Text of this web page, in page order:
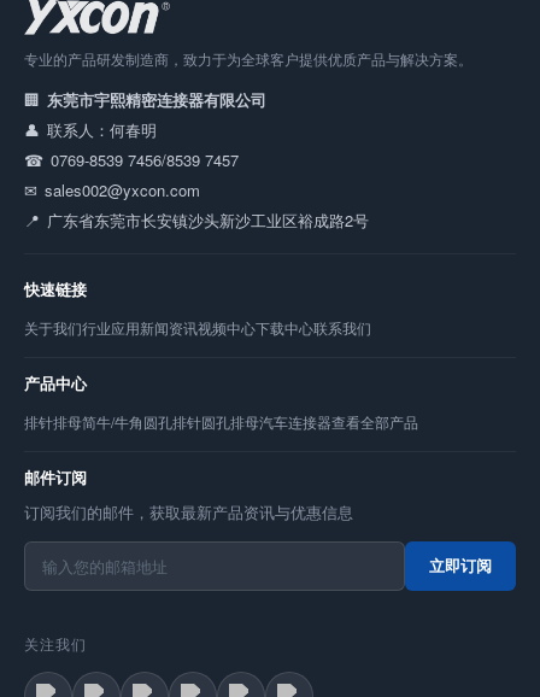
专业的产品研发制造商，致力于为全球客户提供优质产品与解决方案。
东莞市宇熙精密连接器有限公司
联系人：何春明
0769-8539 7456/8539 7457
sales002@yxcon.com
广东省东莞市长安镇沙头新沙工业区裕成路2号
快速链接
关于我们行业应用新闻资讯视频中心下载中心联系我们
产品中心
排针排母简牛/牛角圆孔排针圆孔排母汽车连接器查看全部产品
邮件订阅
订阅我们的邮件，获取最新产品资讯与优惠信息
立即订阅
关注我们